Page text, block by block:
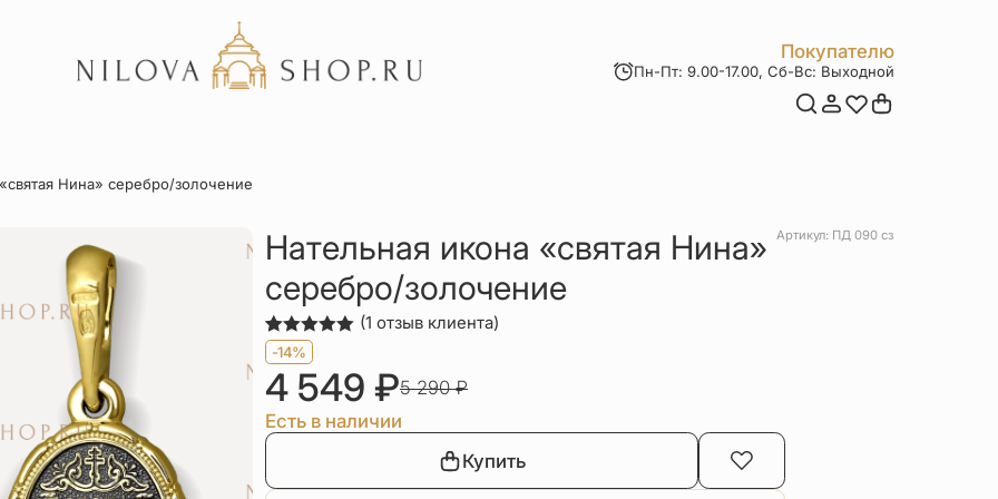
Покупателю
Акции
Пн-Пт: 9.00-17.00, Сб-Вс: Выходной
Акции
Нина» серебро/золочение
Нательная икона «святая Нина»
серебро/золочение
Артикул: ПД 090 сз
Рейтинг
5.00из 5
на основе
опроса
1
пользователя
(1 отзыв клиента)
-14%
4 549 ₽5 290₽
Есть в наличии
Купить